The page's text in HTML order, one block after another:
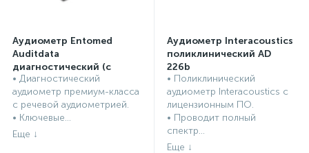
Аудиометр Entomed
Auditdata
диагностический (с
речевой аудиометрией)
SA 204
ЛОР оборудование,
инструменты
• Диагностический
аудиометр премиум-класса
с речевой аудиометрией.
• Ключевые...
Аудиометр Interacoustics
поликлинический AD
226b
ЛОР оборудование,
инструменты
• Поликлинический
аудиометр Interacoustics с
лицензионным ПО.
• Проводит полный
спектр...